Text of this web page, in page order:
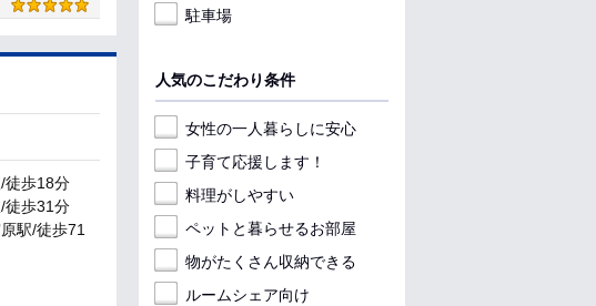
徒歩18分
徒歩31分
駅/徒歩71
駐車場
人気のこだわり条件
女性の一人暮らしに安心
子育て応援します！
料理がしやすい
ペットと暮らせるお部屋
物がたくさん収納できる
ルームシェア向け